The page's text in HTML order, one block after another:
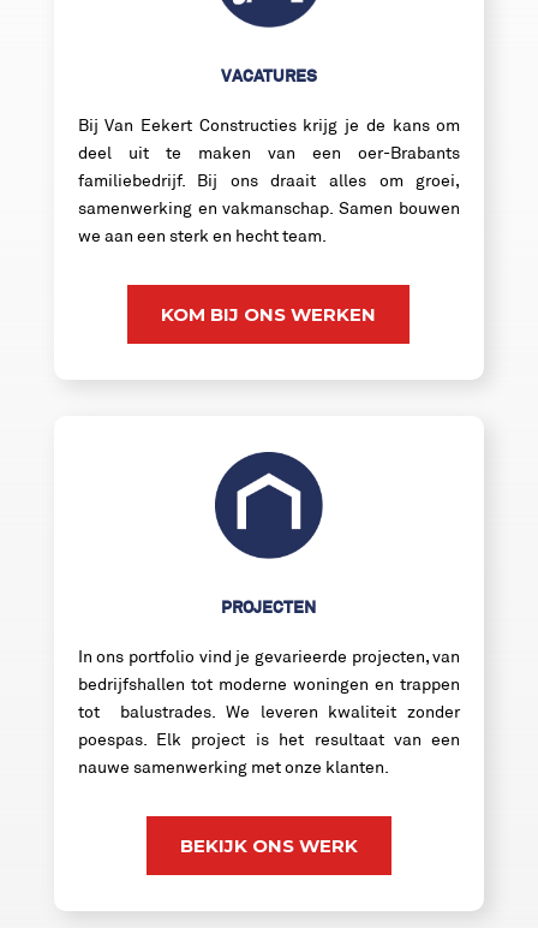
VACATURES
Bij Van Eekert Constructies krijg je de kans om
deel uit te maken van een oer-Brabants
familiebedrijf. Bij ons draait alles om groei,
samenwerking en vakmanschap. Samen bouwen
we aan een sterk en hecht team.
KOM BIJ ONS WERKEN
PROJECTEN
In ons portfolio vind je gevarieerde projecten, van
bedrijfshallen tot moderne woningen en trappen
tot balustrades. We leveren kwaliteit zonder
poespas. Elk project is het resultaat van een
nauwe samenwerking met onze klanten.
BEKIJK ONS WERK